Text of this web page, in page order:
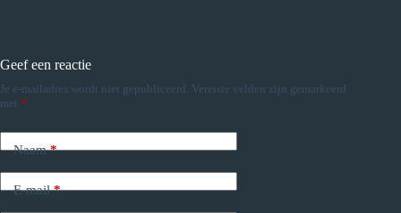
Geef een reactie
Je e-mailadres wordt niet gepubliceerd. Vereiste velden zijn gemarkeerd
met *
Naam*
E-mail*